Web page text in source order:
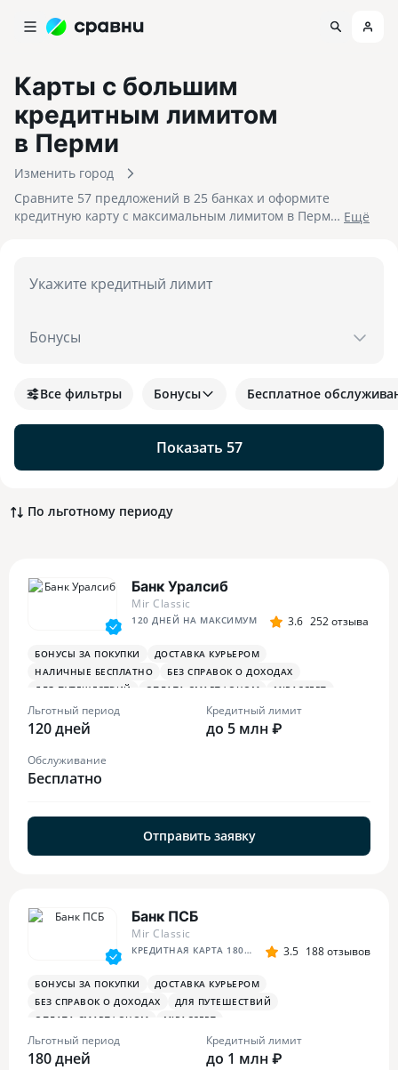
Карты с большим
кредитным лимитом
в Перми
Изменить город
Сравните 57 предложений в 25 банках и оформите
кредитную карту с максимальным лимитом в Перми. Eщё
Укажите кредитный лимит
Бонусы
Показать 57
Все фильтры Бонусы Бесплатное
По льготному периоду
Банк Уралсиб
Mir Classic
120 ДНЕЙ НА МАКСИМУМ 3.6 252 отзыва
БОНУСЫ ЗА ПОКУПКИ
ДОСТАВКА КУРЬЕРОМ
НАЛИЧНЫЕ БЕСПЛАТНО
БЕЗ СПРАВОК О ДОХОДАХ
ДЛЯ ПУТЕШЕСТВИЙ
ОПЛАТА СМАРТФОНОМ MIRACCEPT
Льготный период
120 дней
Кредитный лимит
до 5 млн ₽
Обслуживание
Бесплатно
Отправить заявку
Банк ПСБ
Mir Classic
КРЕДИТНАЯ КАРТА 180 ДНЕЙ БЕЗ % 3.5 188 отзывов
БОНУСЫ ЗА ПОКУПКИ
ДОСТАВКА КУРЬЕРОМ
БЕЗ СПРАВОК О ДОХОДАХ
ДЛЯ ПУТЕШЕСТВИЙ
ОПЛАТА СМАРТФОНОМ
MIRACCEPT
БОНУСЫ ЗА МЕДИЦИНСКИЕ УСЛУГИ
Льготный период
180 дней
Кредитный лимит
до 1 млн ₽